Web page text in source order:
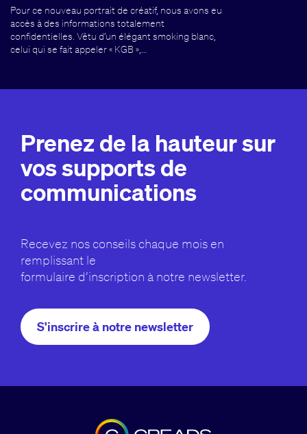
Pour ce nouveau portrait de créatif, nous avons eu
accès à des informations totalement
confidentielles. Vêtu d’un élégant smoking blanc,
celui qui se fait appeler « KGB »,…
Prenez de la hauteur sur
vos supports de
communications
Recevez nos conseils chaque mois en
remplissant le
formulaire d’inscription à notre newsletter.
S'inscrire à notre newsletter